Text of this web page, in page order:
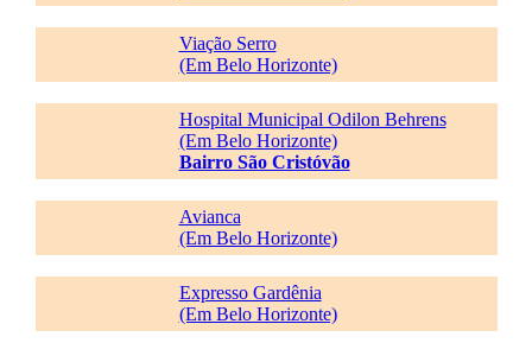
Viação Serro
(Em Belo Horizonte)
Hospital Municipal Odilon Behrens
(Em Belo Horizonte)
Bairro São Cristóvão
Avianca
(Em Belo Horizonte)
Expresso Gardênia
(Em Belo Horizonte)